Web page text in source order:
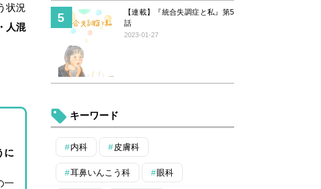
状況
人混
に
一
【連載】『統合失調症と私』第5
話
2023-01-27
キーワード
内科 皮膚科
耳鼻いんこう科 眼科